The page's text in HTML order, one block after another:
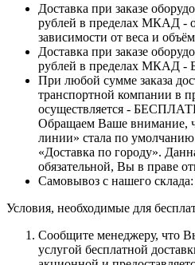
Доставка при заказе
рублей в пределах МКАД -
зависимости от веса и
Доставка при заказе
рублей в пределах МКАД
При любой сумме заказа
транспортной компании в
осуществляется -
Обращаем Ваше внимание,
линии» стала по умолчанию
«Доставка по городу».
обязательной, Вы в праве
Самовывоз с нашего
Условия, необходимые для
Сообщите менеджеру, что
услугой бесплатной